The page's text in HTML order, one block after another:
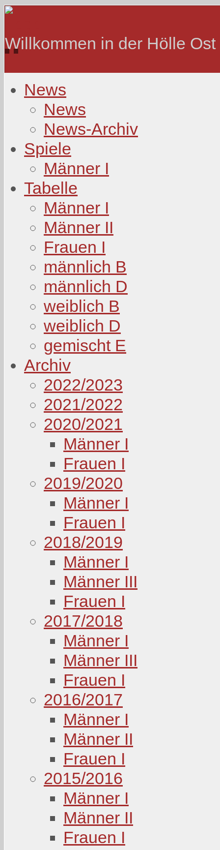
Willkommen in der Hölle Ost
News
News
News-Archiv
Spiele
Männer I
Tabelle
Männer I
Männer II
Frauen I
männlich B
männlich D
weiblich B
weiblich D
gemischt E
Archiv
2022/2023
2021/2022
2020/2021
Männer I
Frauen I
2019/2020
Männer I
Frauen I
2018/2019
Männer I
Männer III
Frauen I
2017/2018
Männer I
Männer III
Frauen I
2016/2017
Männer I
Männer II
Frauen I
2015/2016
Männer I
Männer II
Frauen I